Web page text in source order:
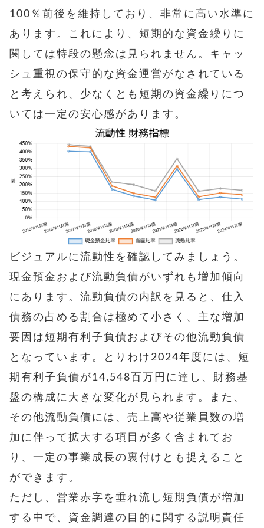
100％前後を維持しており、非常に高い水準に
あります。これにより、短期的な資金繰りに
関しては特段の懸念は見られません。キャッ
シュ重視の保守的な資金運営がなされている
と考えられ、少なくとも短期の資金繰りにつ
いては一定の安心感があります。
ビジュアルに流動性を確認してみましょう。
現金預金および流動負債がいずれも増加傾向
にあります。流動負債の内訳を見ると、仕入
債務の占める割合は極めて小さく、主な増加
要因は短期有利子負債およびその他流動負債
となっています。とりわけ2024年度には、短
期有利子負債が14,548百万円に達し、財務基
盤の構成に大きな変化が見られます。また、
その他流動負債には、売上高や従業員数の増
加に伴って拡大する項目が多く含まれてお
り、一定の事業成長の裏付けとも捉えること
ができます。
ただし、営業赤字を垂れ流し短期負債が増加
する中で、資金調達の目的に関する説明責任